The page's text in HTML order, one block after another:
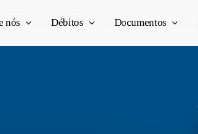
nós Débitos Documentos